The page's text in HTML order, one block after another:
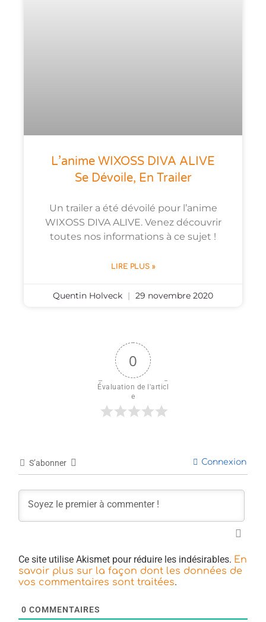
L’anime WIXOSS DIVA ALIVE
Se Dévoile, En Trailer
Un trailer a été dévoilé pour l’anime
WIXOSS DIVA ALIVE. Venez découvrir
toutes nos informations à ce sujet !
LIRE PLUS »
Quentin Holveck 29 novembre 2020
0
Évaluation de l'articl
e
S’abonner Connexion
Ce site utilise Akismet pour réduire les indésirables. En
savoir plus sur la façon dont les données de
vos commentaires sont traitées.
0 COMMENTAIRES